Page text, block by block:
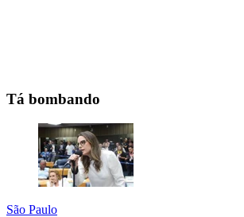
Tá bombando
São Paulo